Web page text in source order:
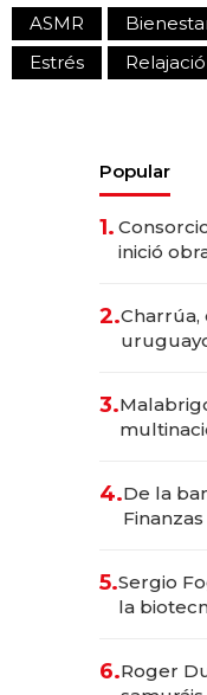
ASMR
Estrés
Popular
1.
inició
millones
2.Charrúa,
3.
4.De la
5.Sergio
la
6.Roger